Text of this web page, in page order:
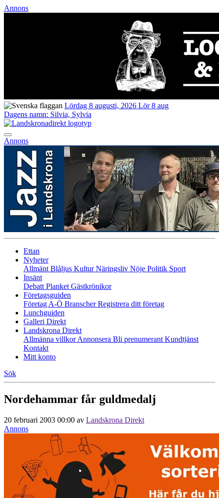
Annons
Lördag 8 augusti, 2026 Lör 8 aug
Dagens namn: Silvia, Sylvia
Annons
Ettan
Nyheter
Allmänt Blåljus KulturNäringsliv Nöje Politik Sport
Insänt
Debatt Planket Gästkrönikor
Företagsguiden
Företag A-Ö BranscherRegistrera ditt företag
Lunchguiden
Galleri Direkt
Landskrona Direkt
Allmänna villkorAnnonsera Bli prenumerant Kundtjänst
Kontakt
Mitt konto
Sök
Nordehammar får guldmedalj
20 februari 2003 00:00 av Landskrona Direkt
Annons